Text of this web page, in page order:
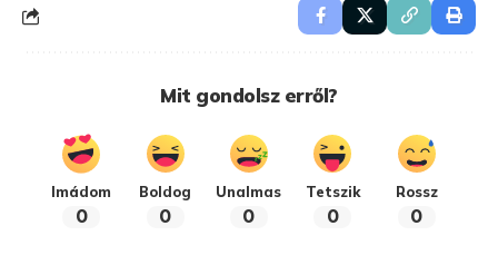
Mit gondolsz erről?
Imádom
0
Boldog
0
Unalmas
0
Tetszik
0
Rossz
0